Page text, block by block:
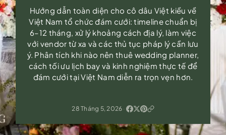
Hướng dẫn toàn diện cho cô dâu Việt kiều về
Việt Nam tổ chức đám cưới: timeline chuẩn bị
6–12 tháng, xử lý khoảng cách địa lý, làm việc
với vendor từ xa và các thủ tục pháp lý cần lưu
ý. Phân tích khi nào nên thuê wedding planner,
cách tối ưu lịch bay và kinh nghiệm thực tế để
đám cưới tại Việt Nam diễn ra trọn vẹn hơn.
28 Tháng 5, 2026 ·